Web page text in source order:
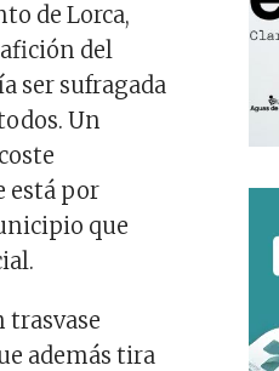
de Lorca,
del
ser sufragada
Un
está por
que
trasvase
además tira